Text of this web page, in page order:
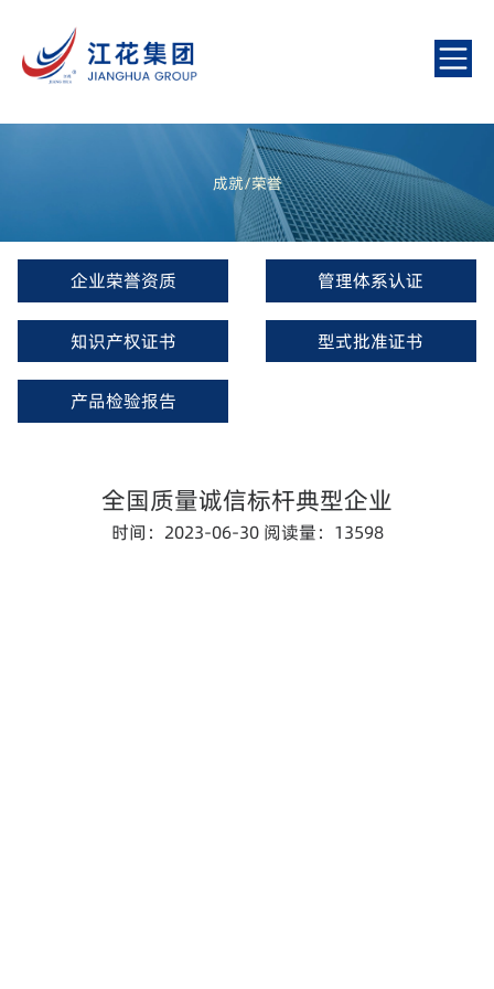
成就/荣誉
企业荣誉资质 管理体系认证
知识产权证书 型式批准证书
产品检验报告
全国质量诚信标杆典型企业
时间：2023-06-30 阅读量：13598